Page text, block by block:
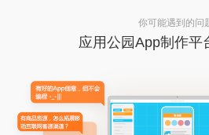
你可能遇到的问
应用公园App制作平